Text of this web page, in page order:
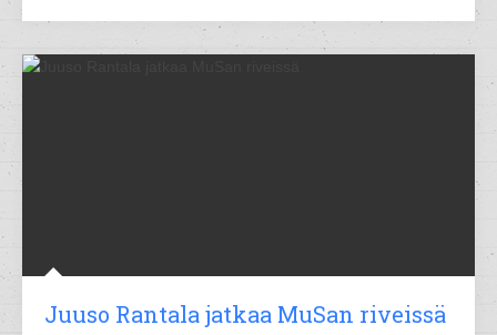
Juuso Rantala jatkaa MuSan riveissä